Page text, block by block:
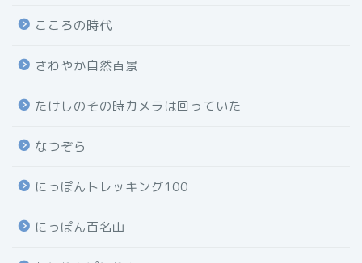
こころの時代
さわやか自然百景
たけしのその時カメラは回っていた
なつぞら
にっぽんトレッキング100
にっぽん百名山